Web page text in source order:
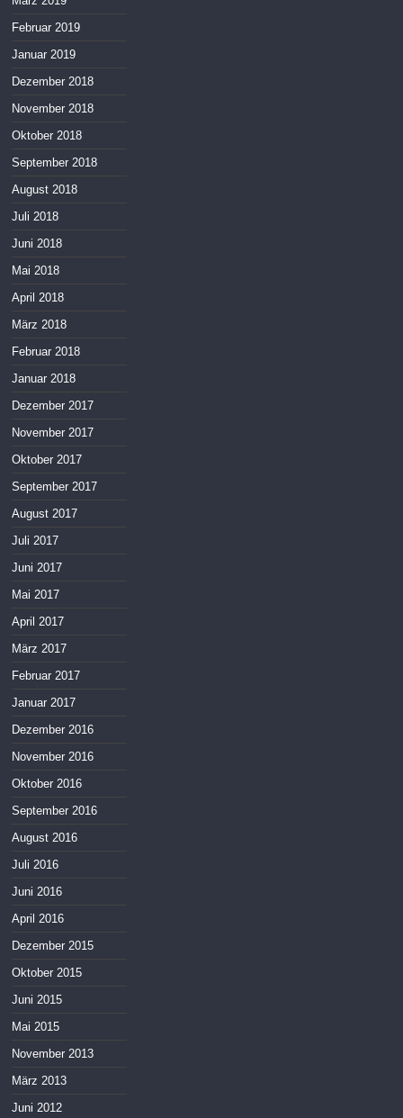
Februar 2019
Januar 2019
Dezember 2018
November 2018
Oktober 2018
September 2018
August 2018
Juli 2018
Juni 2018
Mai 2018
April 2018
März 2018
Februar 2018
Januar 2018
Dezember 2017
November 2017
Oktober 2017
September 2017
August 2017
Juli 2017
Juni 2017
Mai 2017
April 2017
März 2017
Februar 2017
Januar 2017
Dezember 2016
November 2016
Oktober 2016
September 2016
August 2016
Juli 2016
Juni 2016
April 2016
Dezember 2015
Oktober 2015
Juni 2015
Mai 2015
November 2013
März 2013
Juni 2012